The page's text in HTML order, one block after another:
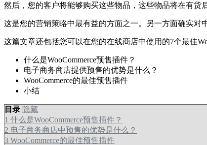
然后，您的客户将能够购买这些物品，这些物品将在有货
这是您的营销策略中最有益的方面之一。另一方面确实对
这篇文章还包括您可以在您的在线商店中使用的7个最佳
什么是WooCommerce预售插件？
电子商务商店提供预售的优势是什么？
WooCommerce的最佳预售插件
小结
目录 隐藏
1 什么是WooCommerce预售插件？
2 电子商务商店中预售的优势是什么？
3 WooCommerce的最佳预售插件